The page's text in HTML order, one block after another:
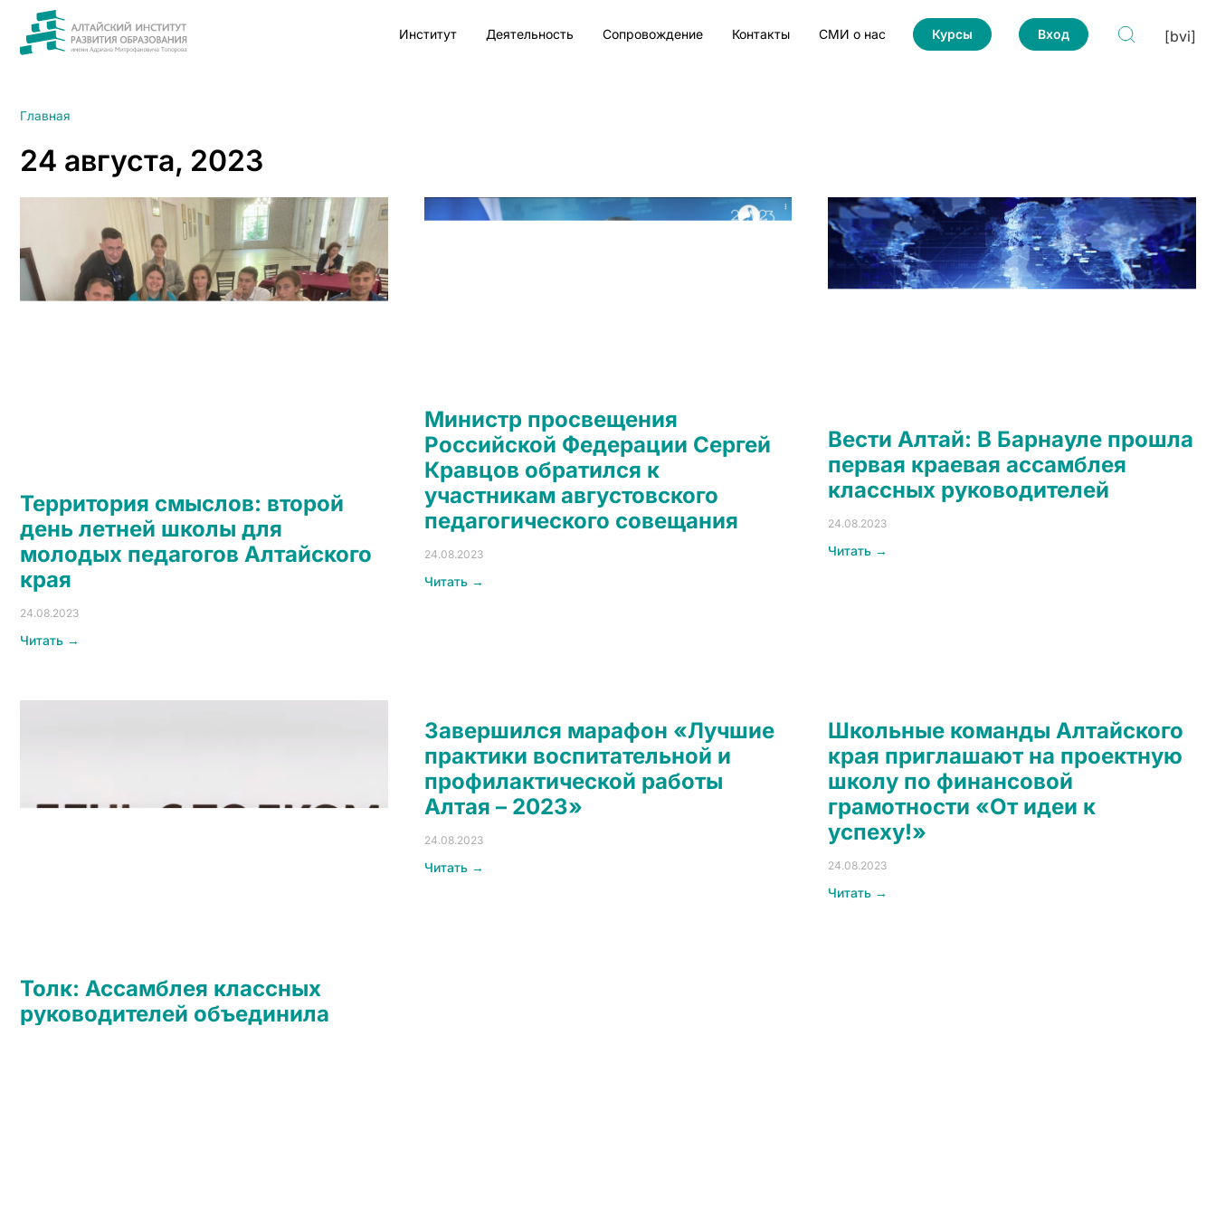
Институт Деятельность Сопровождение Контакты СМИ о нас Курсы Вход [bvi]
Главная
24 августа, 2023
Территория смыслов: второй
день летней школы для
молодых педагогов Алтайского
края
24.08.2023
Читать →
Министр просвещения
Российской Федерации Сергей
Кравцов обратился к
участникам августовского
педагогического совещания
24.08.2023
Читать →
Вести Алтай: В Барнауле прошла
первая краевая ассамблея
классных руководителей
24.08.2023
Читать →
Толк: Ассамблея классных
руководителей объединила
Школьные команды Алтайского
края приглашают на проектную
школу по финансовой
грамотности «От идеи к
успеху!»
24.08.2023
Читать →